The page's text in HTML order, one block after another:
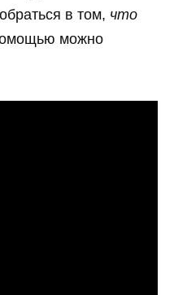
в том, что
можно